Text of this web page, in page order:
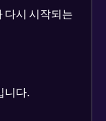
다시 시작되는
니다.